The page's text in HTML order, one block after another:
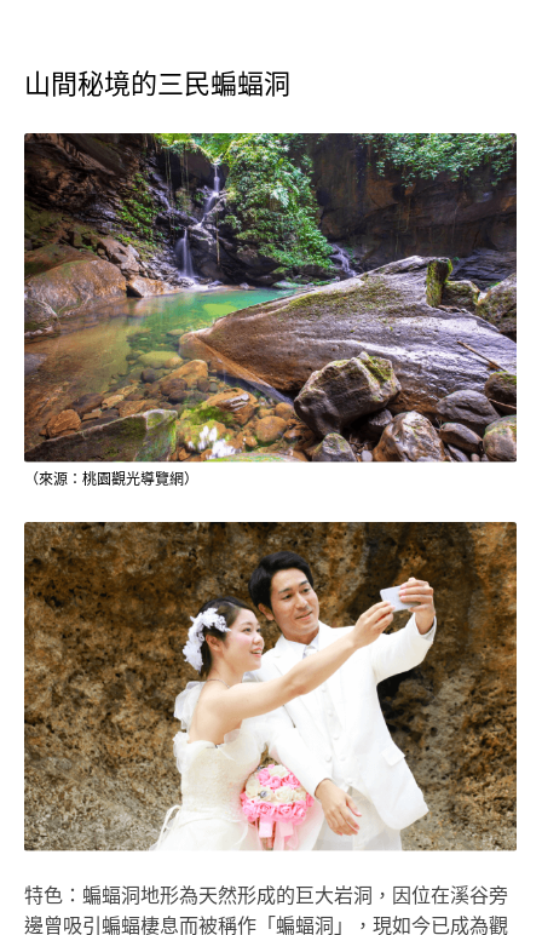
山間秘境的三民蝙蝠洞
（來源：桃園觀光導覽網）
特色：蝙蝠洞地形為天然形成的巨大岩洞，因位在溪谷旁
邊曾吸引蝙蝠棲息而被稱作「蝙蝠洞」，現如今已成為觀